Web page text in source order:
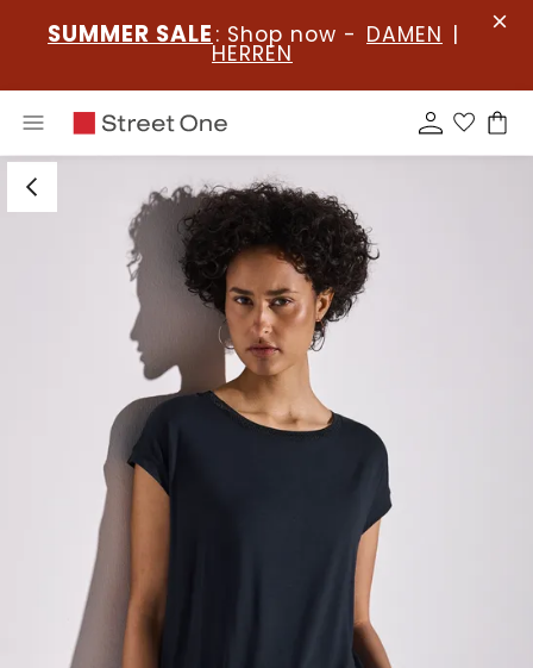
SUMMER SALE : Shop now - DAMEN |
HERREN